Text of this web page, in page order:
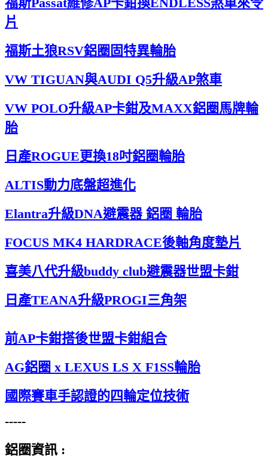
片
福斯土狼RSV鋁圈固特異輪胎
VW TIGUAN與AUDI Q5升級AP煞車
VW POLO升級AP卡鉗及MAXX鋁圈馬牌輪
胎
日產ROGUE更換18吋鋁圈輪胎
ALTIS動力底盤超進化
Elantra升級DNA避震器 鋁圈 輪胎
FOCUS MK4 HARDRACE後軸角度墊片
喜美八代升級buddy club避震器世盟卡鉗
日產TEANA升級PROGI三角架
前AP卡鉗搭後世盟卡鉗組合
AG鋁圈 x LEXUS LS X F1SS輪胎
國際賽車手認證的四輪定位技術
-----
鋁圈資訊 :